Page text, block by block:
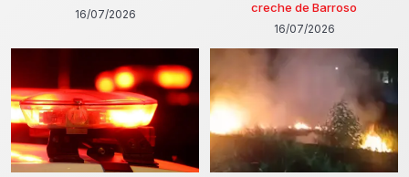
16/07/2026
creche de Barroso
16/07/2026